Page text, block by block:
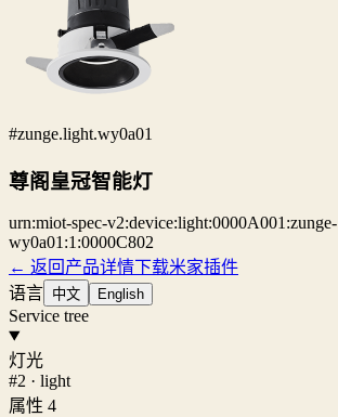
#zunge.light.wy0a01
尊阁皇冠智能灯
urn:miot-spec-v2:device:light:0000A001:zunge-
wy0a01:1:0000C802
← 返回产品详情下载米家插件
语言 中文 English
Service tree
灯光
#2 · light
属性 4